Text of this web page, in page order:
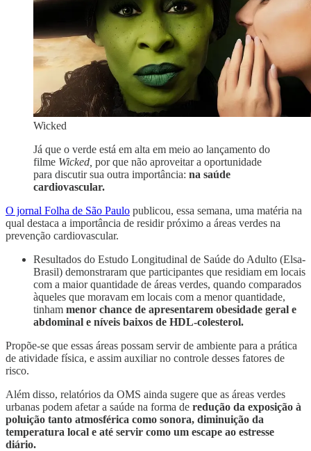
Wicked
Já que o verde está em alta em meio ao lançamento do
filme Wicked, por que não aproveitar a oportunidade
para discutir sua outra importância: na saúde
cardiovascular.
O jornal Folha de São Paulo publicou, essa semana, uma matéria na
qual destaca a importância de residir próximo a áreas verdes na
prevenção cardiovascular.
Resultados do Estudo Longitudinal de Saúde do Adulto (Elsa-
Brasil) demonstraram que participantes que residiam em locais
com a maior quantidade de áreas verdes, quando comparados
àqueles que moravam em locais com a menor quantidade,
tinham menor chance de apresentarem obesidade geral e
abdominal e níveis baixos de HDL-colesterol.
Propõe-se que essas áreas possam servir de ambiente para a prática
de atividade física, e assim auxiliar no controle desses fatores de
risco.
Além disso, relatórios da OMS ainda sugere que as áreas verdes
urbanas podem afetar a saúde na forma de redução da exposição à
poluição tanto atmosférica como sonora, diminuição da
temperatura local e até servir como um escape ao estresse
diário.